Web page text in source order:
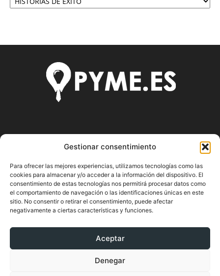
Gestionar consentimiento
Para ofrecer las mejores experiencias, utilizamos tecnologías como las
cookies para almacenar y/o acceder a la información del dispositivo. El
consentimiento de estas tecnologías nos permitirá procesar datos como
el comportamiento de navegación o las identificaciones únicas en este
sitio. No consentir o retirar el consentimiento, puede afectar
negativamente a ciertas características y funciones.
Aceptar
Denegar
Pyme.es es el portal web donde podrás mantenerte
actualizado de todas las noticias y novedades sobre la
economía en España y el mundo, así como donde podrás
conseguir toda la información necesaria sobre
emprendimiento.
SÍGUENOS